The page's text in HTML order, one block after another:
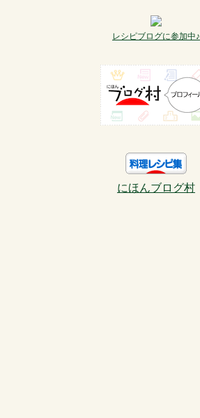
レシピブログに参加中♪
にほんブログ村